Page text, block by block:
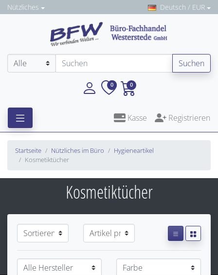
Nützliches Deutsch / EUR
Suchen
0 0
Kasse Registrieren
Startseite Nützliches im Büro
Hygieneartikel
Kosmetiktücher
Kosmetiktücher